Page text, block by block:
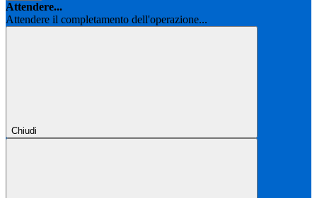
Attendere...
Attendere il completamento dell'operazione...
Chiudi